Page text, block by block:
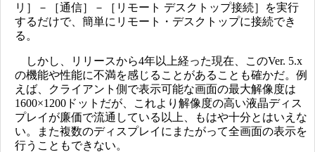
リ］－［通信］－［リモート デスクトップ接続］を実行
するだけで、簡単にリモート・デスクトップに接続でき
る。
しかし、リリースから4年以上経った現在、このVer. 5.x
の機能や性能に不満を感じることがあることも確かだ。例
えば、クライアント側で表示可能な画面の最大解像度は
1600×1200ドットだが、これより解像度の高い液晶ディス
プレイが廉価で流通している以上、もはや十分とはいえな
い。また複数のディスプレイにまたがって全画面の表示を
行うこともできない。